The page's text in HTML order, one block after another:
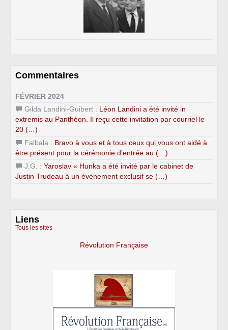
Commentaires
FÉVRIER 2024
Gilda Landini-Guibert : Léon Landini a été invité in
extremis au Panthéon. Il reçu cette invitation par courriel le
20 (…)
Falbala : Bravo à vous et à tous ceux qui vous ont aidé à
être présent pour la cérémonie d’entrée au (…)
J.G. : Yaroslav « Hunka a été invité par le cabinet de
Justin Trudeau à un événement exclusif se (…)
Liens
Tous les sites
Révolution Française